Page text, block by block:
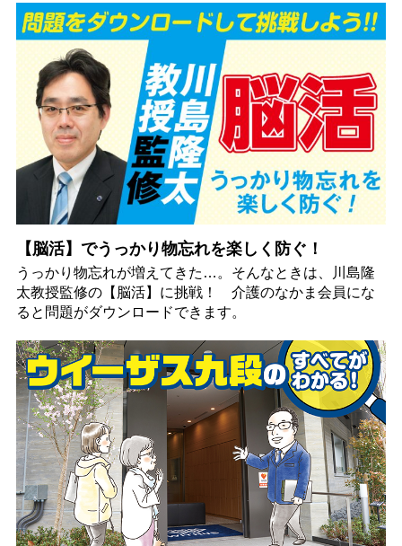
【脳活】でうっかり物忘れを楽しく防ぐ！
うっかり物忘れが増えてきた…。そんなときは、川島隆
太教授監修の【脳活】に挑戦！ 介護のなかま会員にな
ると問題がダウンロードできます。